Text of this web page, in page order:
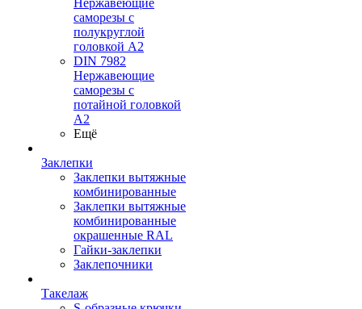
Нержавеющие
саморезы с
полукруглой
головкой А2
DIN 7982
Нержавеющие
саморезы с
потайной головкой
А2
Ещё
Заклепки
Заклепки вытяжные
комбинированные
Заклепки вытяжные
комбинированные
окрашенные RAL
Гайки-заклепки
Заклепочники
Такелаж